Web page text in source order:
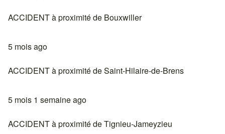
ACCIDENT à proximité de Bouxwiller
5 mois ago
ACCIDENT à proximité de Saint-Hilaire-de-Brens
5 mois 1 semaine ago
ACCIDENT à proximité de Tignieu-Jameyzieu